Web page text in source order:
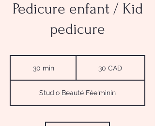
Pedicure enfant / Kid
pedicure
30 min3
m
i
canadienses30 CAD
Studio Beauté Fée'minin